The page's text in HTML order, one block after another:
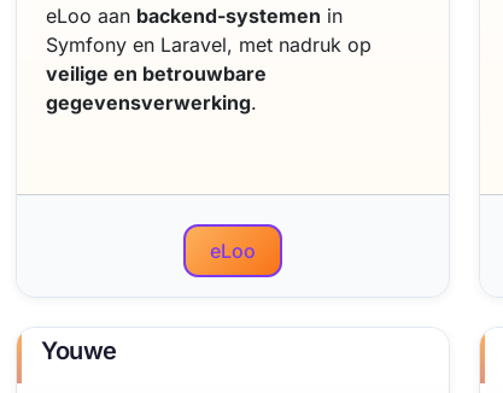
eLoo aan backend-systemen in
Symfony en Laravel, met nadruk op
veilige en betrouwbare
gegevensverwerking.
eLoo
Youwe